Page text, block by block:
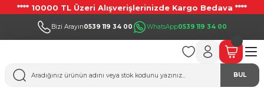
**** 10000 TL Üzeri Alışverişlerinizde Kargo Bedava ****
Bizi Arayın0539 119 34 00 WhatsApp0539 119 34 00
BUL